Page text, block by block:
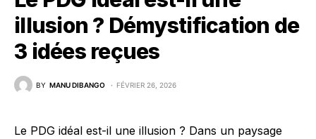
illusion ? Démystification de
3 idées reçues
BY MANU DIBANGO FÉVRIER 26, 2026
Le PDG idéal est-il une illusion ? Dans un paysage